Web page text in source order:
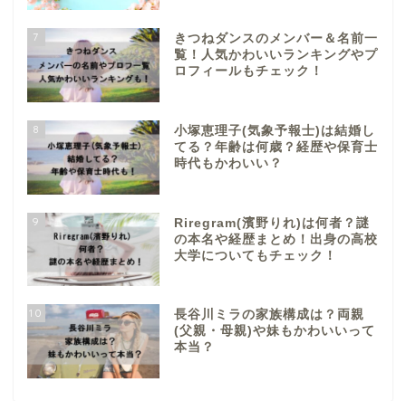
7
きつねダンスのメンバー＆名前一
覧！人気かわいいランキングやプ
ロフィールもチェック！
8
小塚恵理子(気象予報士)は結婚し
てる？年齢は何歳？経歴や保育士
時代もかわいい？
9
Riregram(濱野りれ)は何者？謎
の本名や経歴まとめ！出身の高校
大学についてもチェック！
10
長谷川ミラの家族構成は？両親
(父親・母親)や妹もかわいいって
本当？